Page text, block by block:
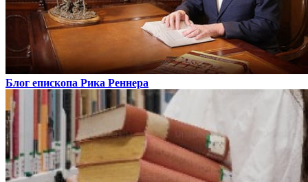
Блог епископа Рика Реннера